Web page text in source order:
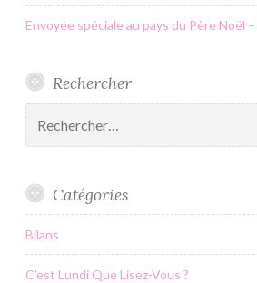
Envoyée spéciale au pays du Père Noël
Rechercher
Catégories
Bilans
C'est Lundi Que Lisez-Vous ?